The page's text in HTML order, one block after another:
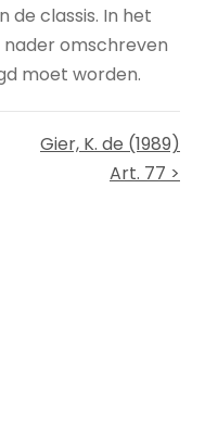
de classis. In het
omschreven
moet worden.
Gier, K. de (1989)
Art. 77 >